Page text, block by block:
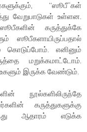
“ஸூபீ”கள்
வேறுபாடுகள் உள்ளன.
கருத்துக்கே
ஸூபீகளாயிருப்பதால்
கொடுப்போம். எனினும்
மறுக்கமாட்டோம்.
இருக்க வேண்டும்.
நூல்களிலிருந்தே
கருத்துகளுக்கு
ஆதாரம் எடுக்க